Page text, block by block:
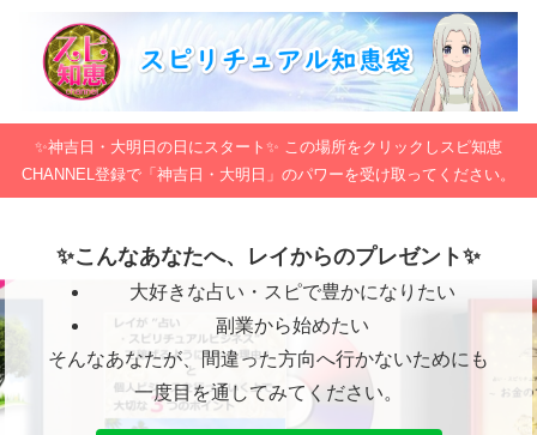
✨神吉日・大明日の日にスタート✨ この場所をクリックしスピ知恵
CHANNEL登録で「神吉日・大明日」のパワーを受け取ってください。
✨こんなあなたへ、レイからのプレゼント✨
大好きな占い・スピで豊かになりたい
副業から始めたい
そんなあなたが、間違った方向へ行かないためにも
一度目を通してみてください。